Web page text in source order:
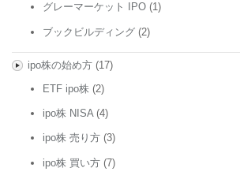
グレーマーケット IPO (1)
ブックビルディング (2)
ipo株の始め方(17)
ETF ipo株 (2)
ipo株 NISA(4)
ipo株 売り方 (3)
ipo株 買い方 (7)